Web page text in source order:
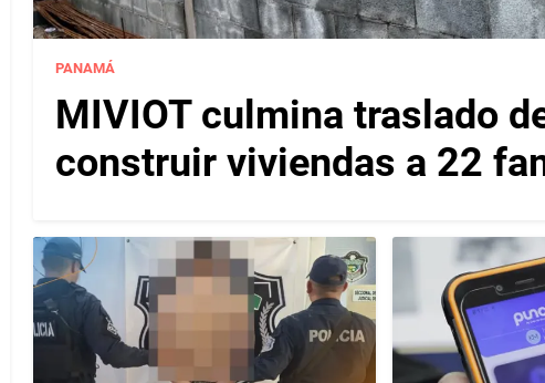
PANAMÁ
MIVIOT culmina traslado
construir viviendas a 22